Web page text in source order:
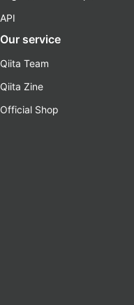
API
Our service
Qiita Team
Qiita Zine
Official Shop